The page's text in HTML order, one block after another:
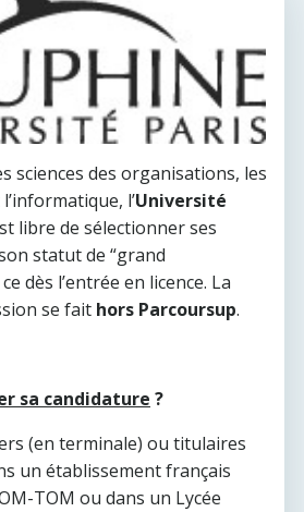
sciences des organisations, les
l’Université
libre de sélectionner ses
statut de “grand
dès l’entrée en licence. La
se fait hors Parcoursup.
sa candidature ?
(en terminale) ou titulaires
un établissement français
TOM ou dans un Lycée